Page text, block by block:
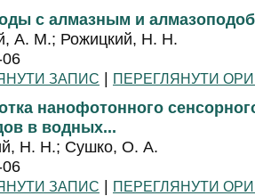
с алмазным и
А. М.; Рожицкий, Н. Н.
ЗАПИС | ПЕРЕГЛЯНУТИ
нанофотонного
в водных...
Н. Н.; Сушко, О. А.
ЗАПИС | ПЕРЕГЛЯНУТИ